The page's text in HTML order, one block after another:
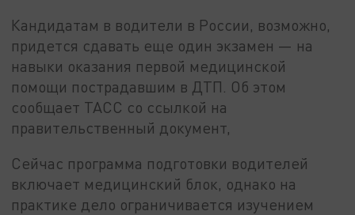
Кандидатам в водители в России, возможно,
придется сдавать еще один экзамен — на
навыки оказания первой медицинской
помощи пострадавшим в ДТП. Об этом
сообщает ТАСС со ссылкой на
правительственный документ,
Сейчас программа подготовки водителей
включает медицинский блок, однако на
практике дело ограничивается изучением